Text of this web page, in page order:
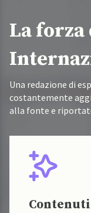
La forza
Una redazione di
costantemente
alla fonte e